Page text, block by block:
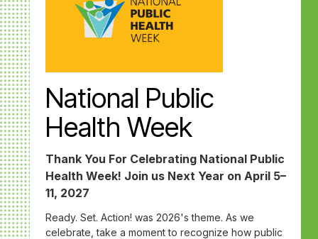
National Public
Health Week
Thank You For Celebrating National Public
Health Week! Join us Next Year on April 5–
11, 2027
Ready. Set. Action! was 2026's theme. As we
celebrate, take a moment to recognize how public